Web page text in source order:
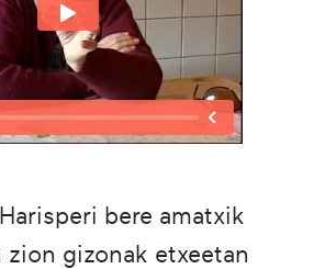
bere amatxik
zion gizonak etxeetan